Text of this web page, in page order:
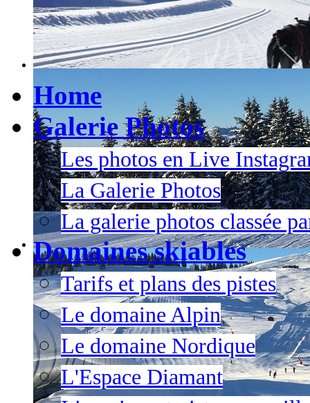
Home
Galerie Photos
Les photos en Live
La Galerie Photos
La galerie photos classée
Domaines skiables
Tarifs et plans des pistes
Le domaine Alpin
Le domaine Nordique
L'Espace Diamant